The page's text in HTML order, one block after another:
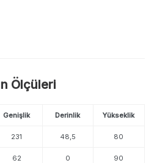
Ölçüleri
Genişlik Derinlik Yükseklik
231 48,5 80
62 0 90